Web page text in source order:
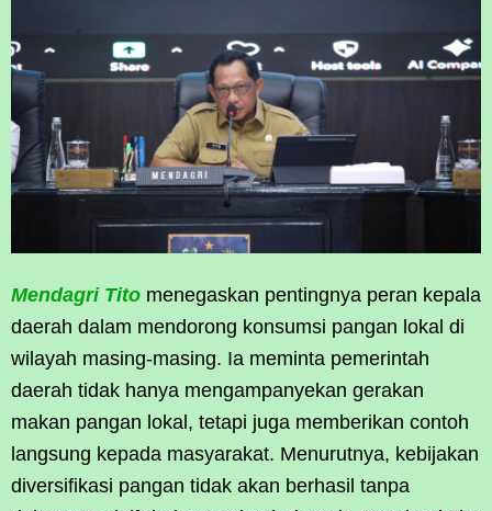
Mendagri Tito menegaskan pentingnya peran kepala
daerah dalam mendorong konsumsi pangan lokal di
wilayah masing-masing. Ia meminta pemerintah
daerah tidak hanya mengampanyekan gerakan
makan pangan lokal, tetapi juga memberikan contoh
langsung kepada masyarakat. Menurutnya, kebijakan
diversifikasi pangan tidak akan berhasil tanpa